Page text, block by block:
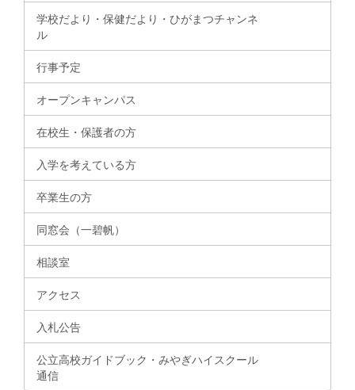
学校だより・保健だより・ひがまつチャンネ
ル
行事予定
オープンキャンパス
在校生・保護者の方
入学を考えている方
卒業生の方
同窓会（一碧帆）
相談室
アクセス
入札公告
公立高校ガイドブック・みやぎハイスクール
通信